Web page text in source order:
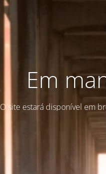
Em
O site estará disponível em